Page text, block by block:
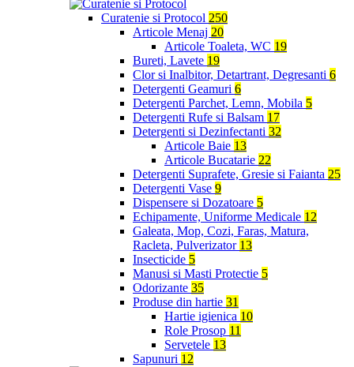
Curatenie si Protocol 250
Articole Menaj 20
Articole Toaleta, WC 19
Bureti, Lavete 19
Clor si Inalbitor, Detartrant, Degresanti 6
Detergenti Geamuri 6
Detergenti Parchet, Lemn, Mobila 5
Detergenti Rufe si Balsam 17
Detergenti si Dezinfectanti 32
Articole Baie 13
Articole Bucatarie 22
Detergenti Suprafete, Gresie si Faianta 25
Detergenti Vase 9
Dispensere si Dozatoare 5
Echipamente, Uniforme Medicale 12
Galeata, Mop, Cozi, Faras, Matura,
Racleta, Pulverizator 13
Insecticide 5
Manusi si Masti Protectie 5
Odorizante 35
Produse din hartie 31
Hartie igienica 10
Role Prosop 11
Servetele 13
Sapunuri 12